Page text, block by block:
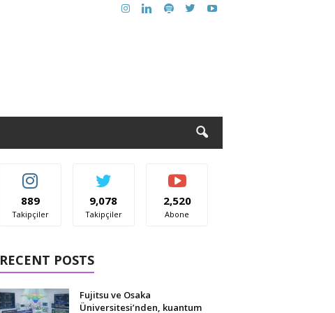
889
Takipçiler
9,078
Takipçiler
2,520
Abone
RECENT POSTS
Fujitsu ve Osaka
Üniversitesi’nden, kuantum